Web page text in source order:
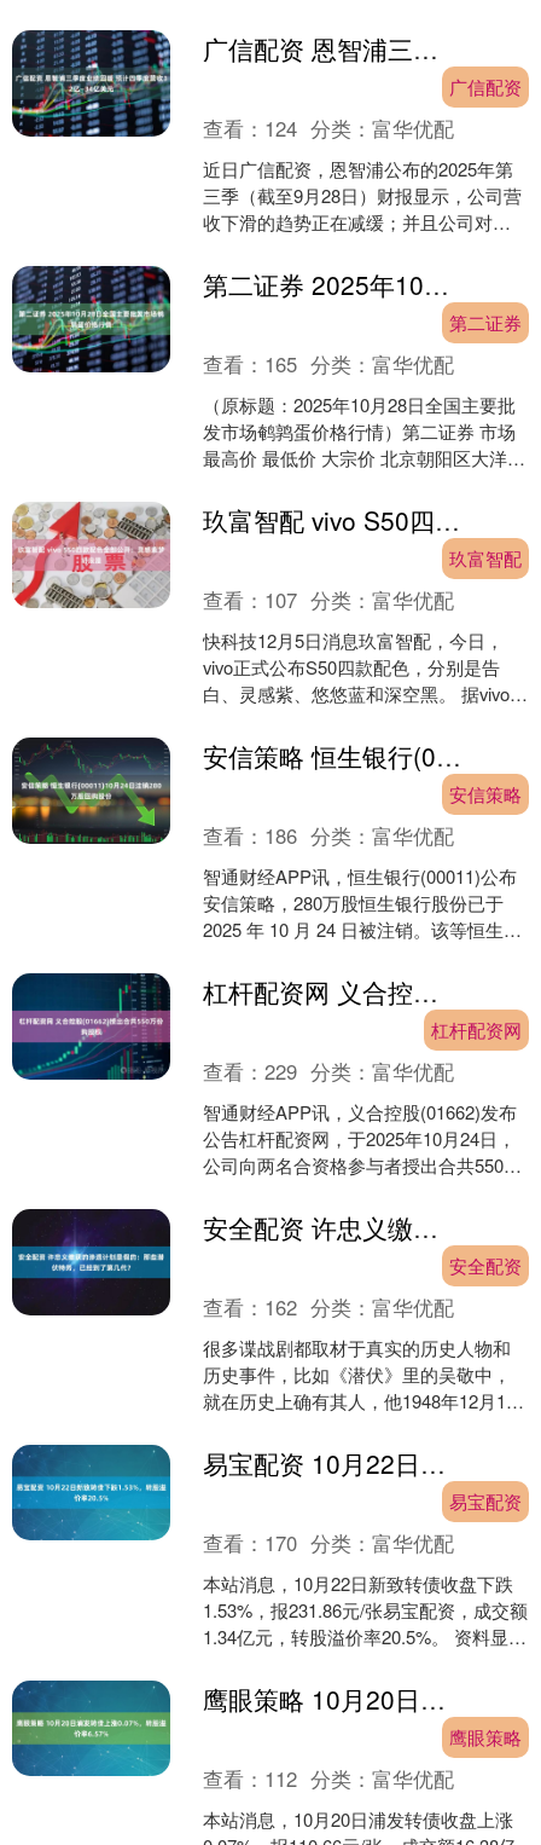
业务多点....
广信配资 恩智浦三季度业绩回暖 预计四季度营收32亿—34亿美元
广信配资
查看： 124 分类：富华优配
近日广信配资，恩智浦公布的2025年第
三季（截至9月28日）财报显示，公司营
收下滑的趋势正在减缓；并且公司对未
营业收入31.....
第二证券 2025年10月28日全国主要批发市场鹌鹑蛋价格行情
第二证券
查看： 165 分类：富华优配
（原标题：2025年10月28日全国主要批
发市场鹌鹑蛋价格行情）第二证券 市场
最高价 最低价 大宗价 北京朝阳区大洋路
玖富智配 vivo S50四款配色全部公开：灵感紫梦幻浪漫
玖富智配
查看： 107 分类：富华优配
快科技12月5日消息玖富智配，今日，
vivo正式公布S50四款配色，分别是告
白、灵感紫、悠悠蓝和深空黑。 据vivo介
在....
安信策略 恒生银行(00011)10月24日注销280万股回购股份
安信策略
查看： 186 分类：富华优配
智通财经APP讯，恒生银行(00011)公布
安信策略，280万股恒生银行股份已于
2025 年 10 月 24 日被注销。该等恒生银
杠杆配资网 义合控股(01662)授出合共550万份购股权
杠杆配资网
查看：229 分类：富华优配
智通财经APP讯，义合控股(01662)发布
公告杠杆配资网，于2025年10月24日，
公司向两名合资格参与者授出合共550万
股....
安全配资 许忠义缴获的渗透计划是假的：那些潜伏特务，已经到了第几代？
安全配资
查看： 162 分类：富华优配
很多谍战剧都取材于真实的历史人物和
历史事件，比如《潜伏》里的吴敬中，
就在历史上确有其人，他1948年12月14
天津，等毛人凤发....
易宝配资 10月22日新致转债下跌1.53%，转股溢价率20.5%
易宝配资
查看： 170 分类：富华优配
本站消息，10月22日新致转债收盘下跌
1.53%，报231.86元/张易宝配资，成交额
1.34亿元，转股溢价率20.5%。 资料显
鹰眼策略 10月20日浦发转债上涨0.07%，转股溢价率6.57%
鹰眼策略
查看： 112 分类：富华优配
本站消息，10月20日浦发转债收盘上涨